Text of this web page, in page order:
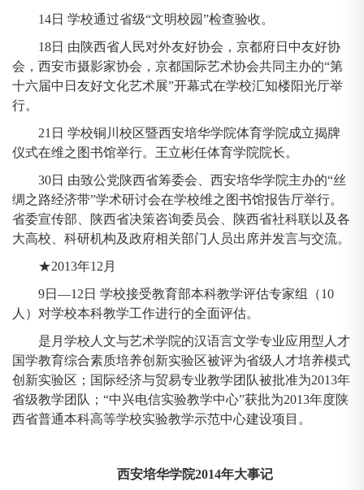
14日 学校通过省级“文明校园”检查验收。
18日 由陕西省人民对外友好协会，京都府日中友好协
会，西安市摄影家协会，京都国际艺术协会共同主办的“第
十六届中日友好文化艺术展”开幕式在学校汇知楼阳光厅举
行。
21日 学校铜川校区暨西安培华学院体育学院成立揭牌
仪式在维之图书馆举行。王立彬任体育学院院长。
30日 由致公党陕西省筹委会、西安培华学院主办的“丝
绸之路经济带”学术研讨会在学校维之图书馆报告厅举行。
省委宣传部、陕西省决策咨询委员会、陕西省社科联以及各
大高校、科研机构及政府相关部门人员出席并发言与交流。
★2013年12月
9日—12日 学校接受教育部本科教学评估专家组（10
人）对学校本科教学工作进行的全面评估。
是月学校人文与艺术学院的汉语言文学专业应用型人才
国学教育综合素质培养创新实验区被评为省级人才培养模式
创新实验区；国际经济与贸易专业教学团队被批准为2013年
省级教学团队；“中兴电信实验教学中心”获批为2013年度陕
西省普通本科高等学校实验教学示范中心建设项目。
西安培华学院2014年大事记